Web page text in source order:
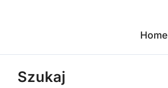
Home
Szukaj